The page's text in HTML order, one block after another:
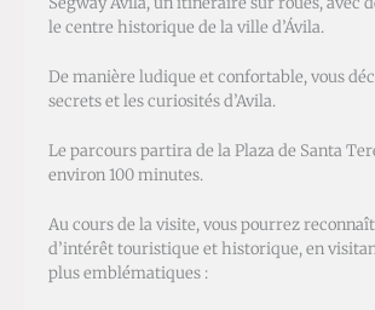
le centre historique de la ville d’Ávila.
De manière ludique et confortable, vous
secrets et les curiosités d’Avila.
Le parcours partira de la Plaza de Santa
environ 100 minutes.
Au cours de la visite, vous pourrez
d’intérêt touristique et historique, en
plus emblématiques :